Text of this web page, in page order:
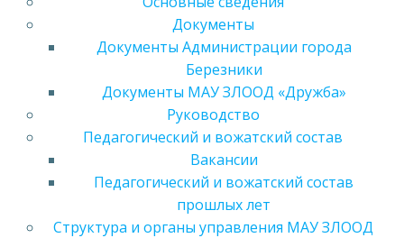
Документы
Документы Администрации города
Березники
Документы МАУ ЗЛООД «Дружба»
Руководство
Педагогический и вожатский состав
Вакансии
Педагогический и вожатский состав
прошлых лет
Структура и органы управления МАУ ЗЛООД